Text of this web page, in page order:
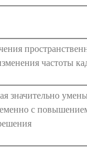
частоты
значительно
с